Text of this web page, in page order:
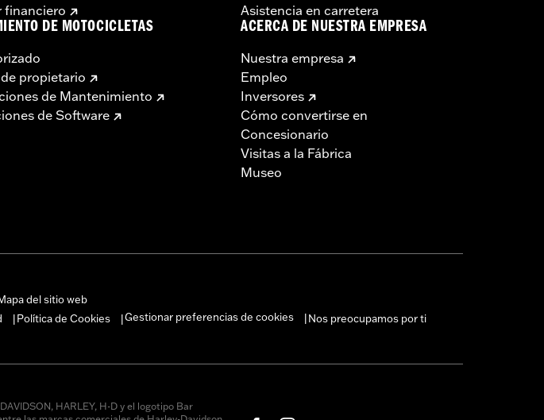
financiero
DE MOTOCICLETAS
propietario
de Mantenimiento
de Software
Asistencia en carretera
ACERCA DE NUESTRA EMPRESA
Nuestra empresa
Empleo
Inversores
Cómo convertirse en
Concesionario
Visitas a la Fábrica
Museo
del sitio web
Política de Cookies Gestionar preferencias de cookies Nos preocupamos por ti
HARLEY, H-D y el logotipo Bar